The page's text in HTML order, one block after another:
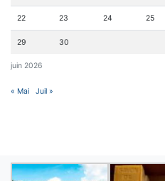
juin 2026
22 23 24 25
29 30
« Mai Juil »